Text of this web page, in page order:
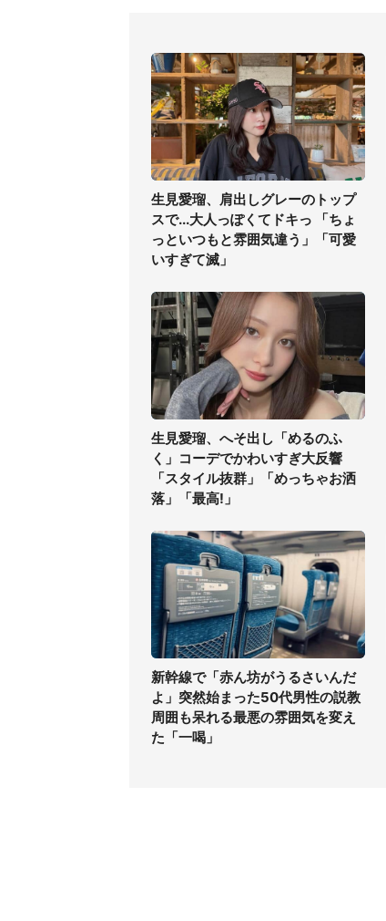
生見愛瑠、肩出しグレーのトップ
スで...大人っぽくてドキっ 「ちょ
っといつもと雰囲気違う」「可愛
いすぎて滅」
生見愛瑠、へそ出し「めるのふ
く」コーデでかわいすぎ大反響
「スタイル抜群」「めっちゃお洒
落」「最高!」
新幹線で「赤ん坊がうるさいんだ
よ」突然始まった50代男性の説教
周囲も呆れる最悪の雰囲気を変え
た「一喝」